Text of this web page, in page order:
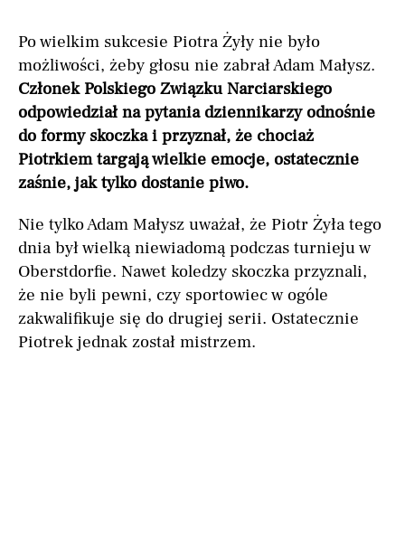
Po wielkim sukcesie Piotra Żyły nie było
możliwości, żeby głosu nie zabrał Adam Małysz.
Członek Polskiego Związku Narciarskiego
odpowiedział na pytania dziennikarzy odnośnie
do formy skoczka i przyznał, że chociaż
Piotrkiem targają wielkie emocje, ostatecznie
zaśnie, jak tylko dostanie piwo.
Nie tylko Adam Małysz uważał, że Piotr Żyła tego
dnia był wielką niewiadomą podczas turnieju w
Oberstdorfie. Nawet koledzy skoczka przyznali,
że nie byli pewni, czy sportowiec w ogóle
zakwalifikuje się do drugiej serii. Ostatecznie
Piotrek jednak został mistrzem.